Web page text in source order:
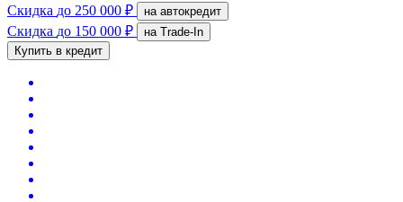
Скидка до 250 000 ₽ на автокредит
Скидка до 150 000 ₽
на Trade-In
Купить в кредит